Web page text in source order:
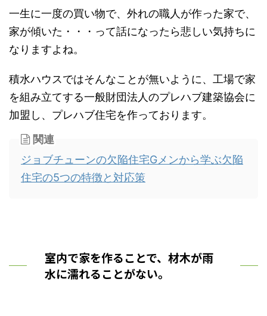
一生に一度の買い物で、外れの職人が作った家で、
家が傾いた・・・って話になったら悲しい気持ちに
なりますよね。
積水ハウスではそんなことが無いように、工場で家
を組み立てする一般財団法人のプレハブ建築協会に
加盟し、プレハブ住宅を作っております。
関連
ジョブチューンの欠陥住宅Gメンから学ぶ欠陥
住宅の5つの特徴と対応策
室内で家を作ることで、材木が雨
水に濡れることがない。